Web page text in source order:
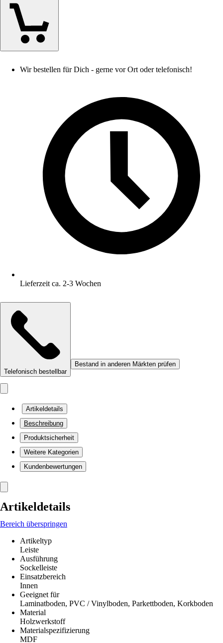
Wir bestellen für Dich - gerne vor Ort oder telefonisch!
Lieferzeit ca. 2-3 Wochen
Telefonisch bestellbar
Bestand in anderen Märkten prüfen
Artikeldetails
Beschreibung
Produktsicherheit
Weitere Kategorien
Kundenbewertungen
Artikeldetails
Bereich überspringen
Artikeltyp
Leiste
Ausführung
Sockelleiste
Einsatzbereich
Innen
Geeignet für
Laminatboden, PVC / Vinylboden, Parkettboden, Korkboden
Material
Holzwerkstoff
Materialspezifizierung
MDF